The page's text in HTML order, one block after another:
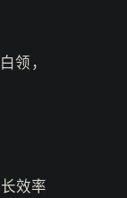
领，
效率